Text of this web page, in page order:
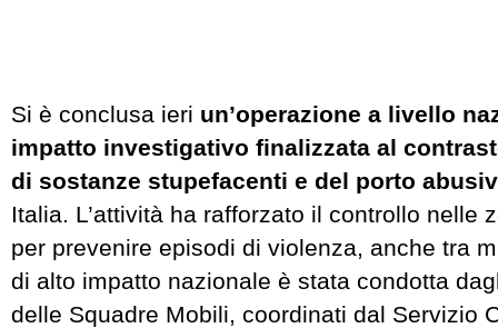
Si è conclusa ieri un’operazione a livello
impatto investigativo finalizzata al
di sostanze stupefacenti e del porto
Italia. L’attività ha rafforzato il controllo nelle
per prevenire episodi di violenza, anche tra
di alto impatto nazionale è stata condotta
delle Squadre Mobili, coordinati dal Servizio